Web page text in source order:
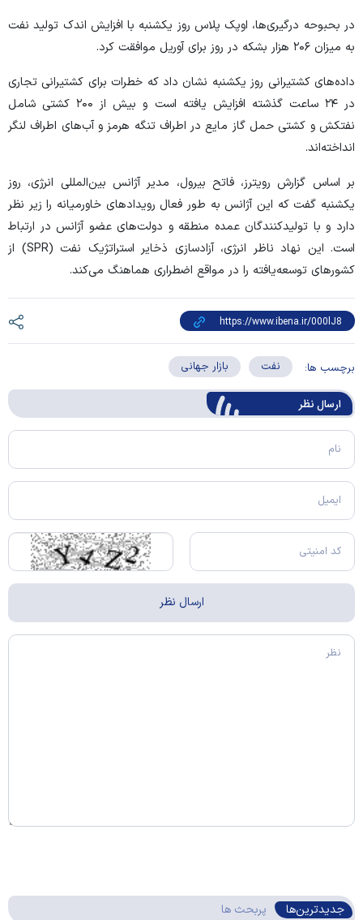
در بحبوحه درگیری‌ها، اوپک پلاس روز یکشنبه با افزایش اندک تولید نفت
به میزان ۲۰۶ هزار بشکه در روز برای آوریل موافقت کرد.
داده‌های کشتیرانی روز یکشنبه نشان داد که خطرات برای کشتیرانی تجاری
در ۲۴ ساعت گذشته افزایش یافته است و بیش از ۲۰۰ کشتی شامل
نفتکش و کشتی حمل گاز مایع در اطراف تنگه هرمز و آب‌های اطراف لنگر
انداخته‌اند.
بر اساس گزارش رویترز، فاتح بیرول، مدیر آژانس بین‌المللی انرژی، روز
یکشنبه گفت که این آژانس به طور فعال رویداد‌های خاورمیانه را زیر نظر
دارد و با تولیدکنندگان عمده منطقه و دولت‌های عضو آژانس در ارتباط
است. این نهاد ناظر انرژی، آزادسازی ذخایر استراتژیک نفت (SPR) از
کشور‌های توسعه‌یافته را در مواقع اضطراری هماهنگ می‌کند.
برچسب ها: نفت بازار جهانی
ارسال‌ نظر
جدیدترین‌ها پربحث ها